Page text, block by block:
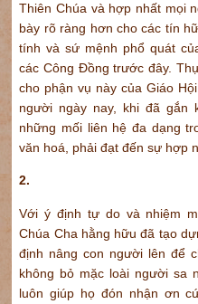
Thiên Chúa và hợp nhất mọi
bày rõ ràng hơn cho các tín
tính và sứ mệnh phổ quát
các Công Đồng trước đây.
cho phận vụ này của Giáo
người ngày nay, khi đã gắn
những mối liên hệ đa dạng
văn hoá, phải đạt đến sự hợp
2.
Với ý định tự do và nhiệm
Chúa Cha hằng hữu đã tạo
định nâng con người lên để
không bỏ mặc loài người sa
luôn giúp họ đón nhận ơn